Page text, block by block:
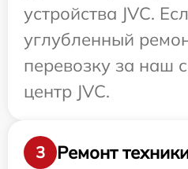
устройства JVC.
углубленный
перевозку за наш
центр JVC.
3
Ремонт